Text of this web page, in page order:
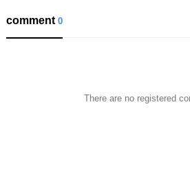
comment0
There are no registered